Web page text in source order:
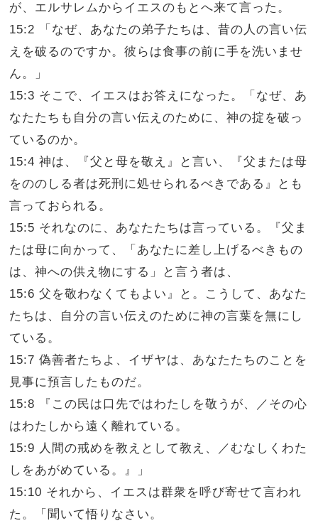
が、エルサレムからイエスのもとへ来て言った。
15:2 「なぜ、あなたの弟子たちは、昔の人の言い伝
えを破るのですか。彼らは食事の前に手を洗いませ
ん。」
15:3 そこで、イエスはお答えになった。「なぜ、あ
なたたちも自分の言い伝えのために、神の掟を破っ
ているのか。
15:4 神は、『父と母を敬え』と言い、『父または母
をののしる者は死刑に処せられるべきである』とも
言っておられる。
15:5 それなのに、あなたたちは言っている。『父ま
たは母に向かって、「あなたに差し上げるべきもの
は、神への供え物にする」と言う者は、
15:6 父を敬わなくてもよい』と。こうして、あなた
たちは、自分の言い伝えのために神の言葉を無にし
ている。
15:7 偽善者たちよ、イザヤは、あなたたちのことを
見事に預言したものだ。
15:8 『この民は口先ではわたしを敬うが、／その心
はわたしから遠く離れている。
15:9 人間の戒めを教えとして教え、／むなしくわた
しをあがめている。』」
15:10 それから、イエスは群衆を呼び寄せて言われ
た。「聞いて悟りなさい。